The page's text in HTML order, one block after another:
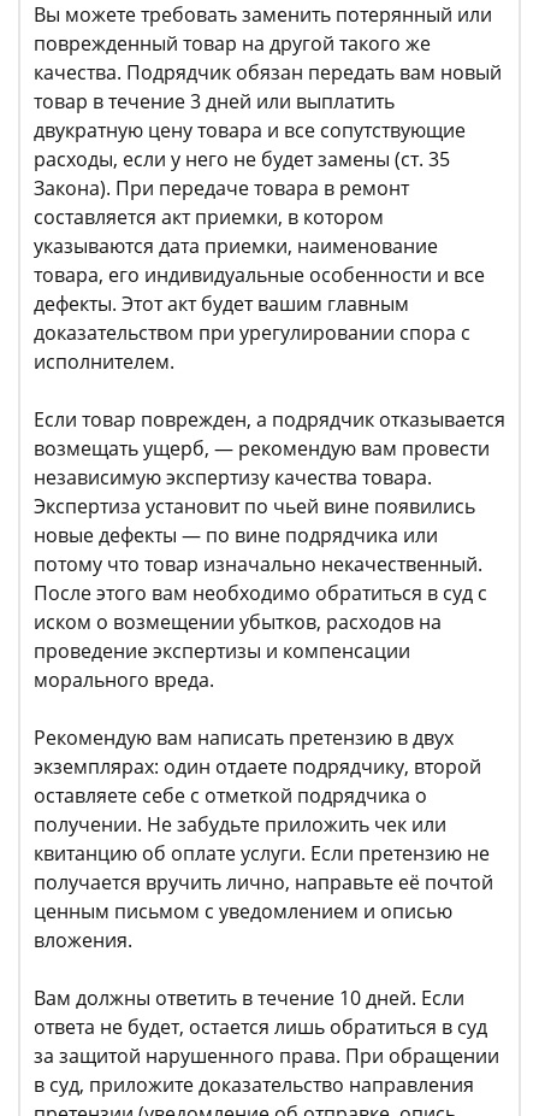
Вы можете требовать заменить потерянный или
поврежденный товар на другой такого же
качества. Подрядчик обязан передать вам новый
товар в течение 3 дней или выплатить
двукратную цену товара и все сопутствующие
расходы, если у него не будет замены (ст. 35
Закона). При передаче товара в ремонт
составляется акт приемки, в котором
указываются дата приемки, наименование
товара, его индивидуальные особенности и все
дефекты. Этот акт будет вашим главным
доказательством при урегулировании спора с
исполнителем.
Если товар поврежден, а подрядчик отказывается
возмещать ущерб, — рекомендую вам провести
независимую экспертизу качества товара.
Экспертиза установит по чьей вине появились
новые дефекты — по вине подрядчика или
потому что товар изначально некачественный.
После этого вам необходимо обратиться в суд с
иском о возмещении убытков, расходов на
проведение экспертизы и компенсации
морального вреда.
Рекомендую вам написать претензию в двух
экземплярах: один отдаете подрядчику, второй
оставляете себе с отметкой подрядчика о
получении. Не забудьте приложить чек или
квитанцию об оплате услуги. Если претензию не
получается вручить лично, направьте её почтой
ценным письмом с уведомлением и описью
вложения.
Вам должны ответить в течение 10 дней. Если
ответа не будет, остается лишь обратиться в суд
за защитой нарушенного права. При обращении
в суд, приложите доказательство направления